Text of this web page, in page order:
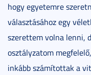
hogy egyetemre
választásához egy
szerettem volna lenni,
osztályzatom
inkább számítottak a